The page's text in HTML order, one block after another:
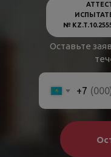
№
+7
Оставьте